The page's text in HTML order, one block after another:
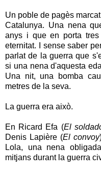
Un poble de pagès
Catalunya. Una nena
anys i que en porta
eternitat. I sense saber
parlat de la guerra que
si una nena d'aquesta
Una nit, una bomba
metres de la seva.
La guerra era això.
En Ricard Efa (El
Denis Lapière (El convoy
Lola, una nena
mitjans durant la guerra